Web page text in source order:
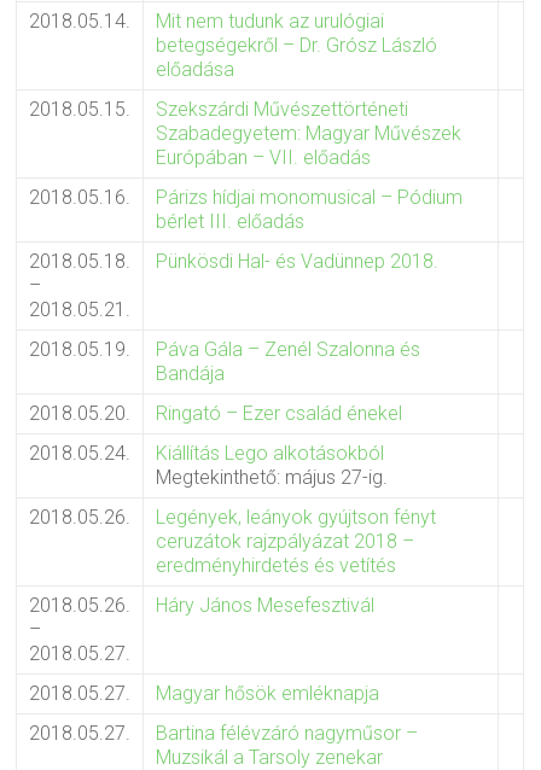
2018.05.14.
Mit nem tudunk az urulógiai
betegségekről – Dr. Grósz László
előadása
2018.05.15.
Szekszárdi Művészettörténeti
Szabadegyetem: Magyar Művészek
Európában – VII. előadás
2018.05.16.
Párizs hídjai monomusical – Pódium
bérlet III. előadás
2018.05.18.
–
2018.05.21.
Pünkösdi Hal- és Vadünnep 2018.
2018.05.19.
Páva Gála – Zenél Szalonna és
Bandája
2018.05.20.
Ringató – Ezer család énekel
2018.05.24.
Kiállítás Lego alkotásokból
Megtekinthető: május 27-ig.
2018.05.26.
Legények, leányok gyújtson fényt
ceruzátok rajzpályázat 2018 –
eredményhirdetés és vetítés
2018.05.26.
–
2018.05.27.
Háry János Mesefesztivál
2018.05.27.
Magyar hősök emléknapja
2018.05.27.
Bartina félévzáró nagyműsor –
Muzsikál a Tarsoly zenekar